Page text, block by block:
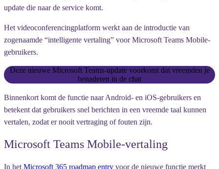
update die naar de service komt.
Het videoconferencingplatform werkt aan de introductie van
zogenaamde “intelligente vertaling” voor Microsoft Teams Mobile-
gebruikers.
Deze nieuwe Microsoft Teams-update voorkomt dat vreemden je
benaderen in de chat
Binnenkort komt de functie naar Android- en iOS-gebruikers en
betekent dat gebruikers snel berichten in een vreemde taal kunnen
vertalen, zodat er nooit vertraging of fouten zijn.
Microsoft Teams Mobile-vertaling
In het Microsoft 365 roadmap entry voor de nieuwe functie merkt